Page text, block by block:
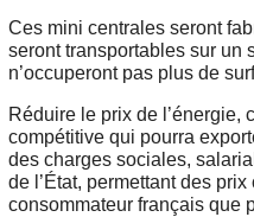
Ces mini centrales seront
seront transportables sur un
n’occuperont pas plus de
Réduire le prix de l’énergie,
compétitive qui pourra
des charges sociales,
de l’État, permettant des
consommateur français que